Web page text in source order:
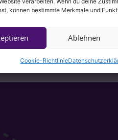
können bestimmte Merkmale und
Ablehnen
Cookie-Richtlinie